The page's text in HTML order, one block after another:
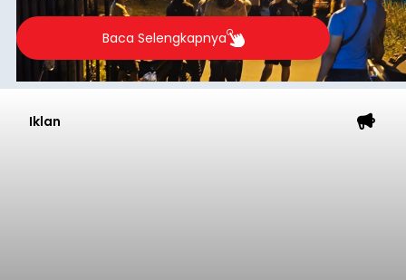
Baca Selengkapnya
Iklan